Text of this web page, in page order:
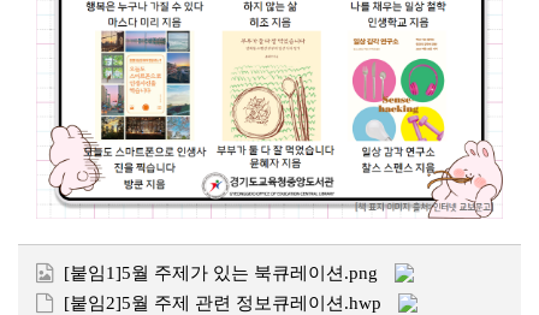
[붙임1]5월 주제가 있는 북큐레이션.png
[붙임2]5월 주제 관련 정보큐레이션.hwp